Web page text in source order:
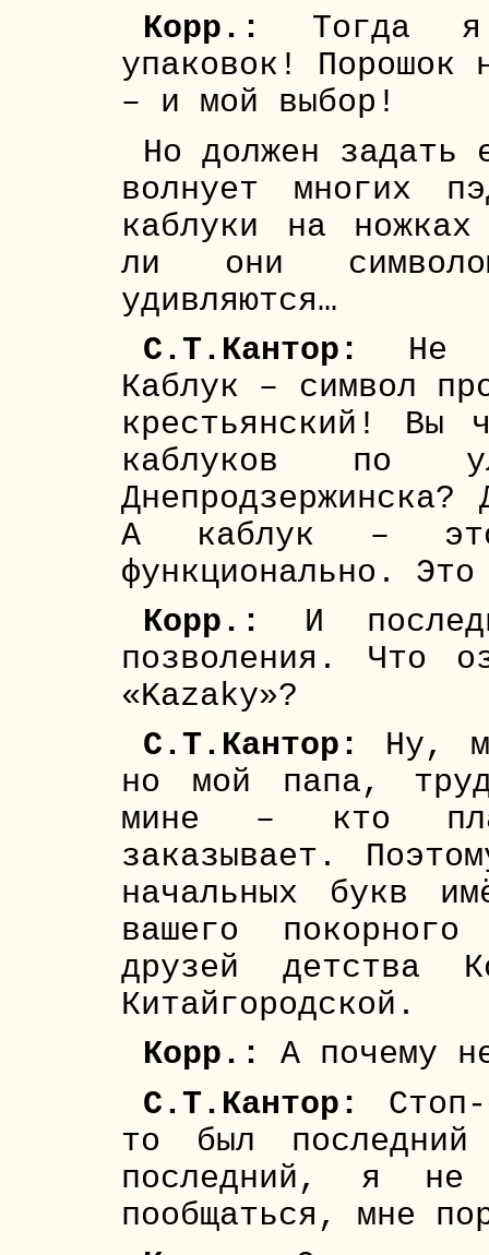
Корр.:
Тогда я
упаковок! Порошок
– и мой выбор!
Но должен задать
волнует многих
каблуки на
ли они
удивляются…
С.Т.Кантор:
Не
Каблук – символ
крестьянский! Вы
каблуков по
А каблук – это
функционально.
Корр.:
И
позволения. Что
«Kazaky»?
С.Т.Кантор:
Ну,
но мой папа,
мине – кто
заказывает.
начальных букв
вашего
друзей детства
Китайгородской.
Корр.:
А почему
С.Т.Кантор:
то был
последний, я не
пообщаться, мне